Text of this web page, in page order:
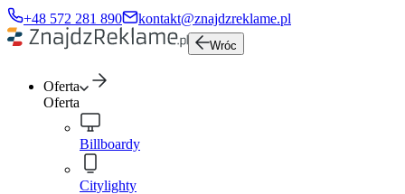
+48 572 281 890 kontakt@znajdzreklame.pl
Wróc
Oferta
Oferta
Billboardy
Citylighty